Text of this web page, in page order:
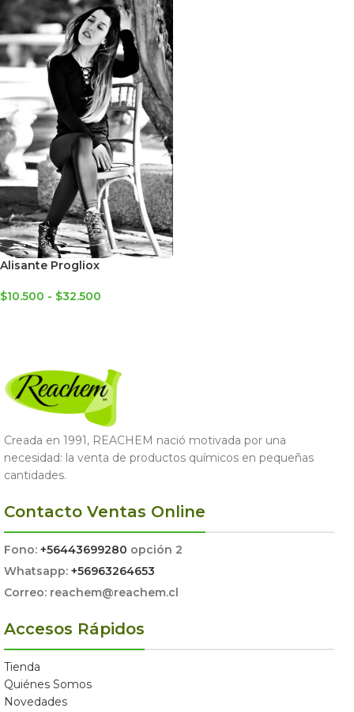
Alisante Progliox
$10.500 - $32.500
Creada en 1991, REACHEM nació motivada por una
necesidad: la venta de productos químicos en pequeñas
cantidades.
Contacto Ventas Online
Fono: +56443699280 opción 2
Whatsapp: +56963264653
Correo: reachem@reachem.cl
Accesos Rápidos
Tienda
Quiénes Somos
Novedades